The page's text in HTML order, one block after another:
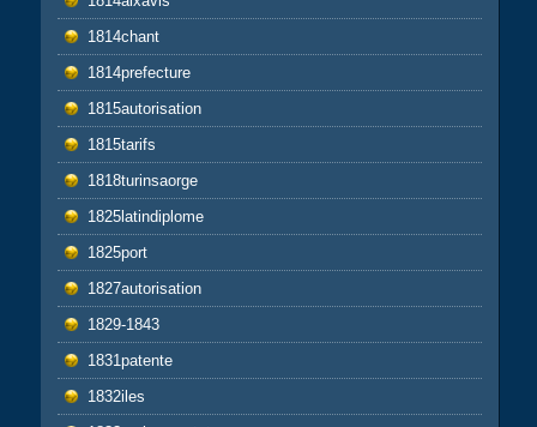
1814chant
1814prefecture
1815autorisation
1815tarifs
1818turinsaorge
1825latindiplome
1825port
1827autorisation
1829-1843
1831patente
1832iles